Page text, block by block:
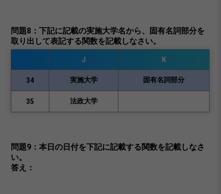
問題8：下記に記載の実施大学名から、固有名詞部分を
取り出して表記する関数を記載しなさい。
J K
34 実施大学 固有名詞部分
35 法政大学
問題9：本日の日付を下記に記載する関数を記載しなさ
い。
答え：